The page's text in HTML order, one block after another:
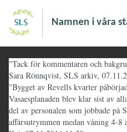
Namnen i våra
"Tack för kommentaren och
Sara Rönnqvist, SLS arkiv,
"Bygget av Revells kvarter
Vasaesplanaden blev klar sist av
del av personalen som jobbade på
affärsutrymmen medan våning 4-8